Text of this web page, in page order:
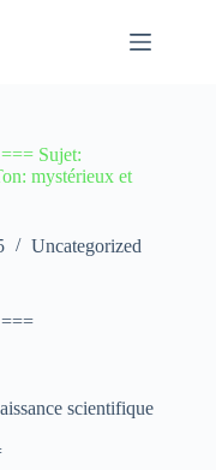
Sujet:
mystérieux et
Uncategorized
scientifique